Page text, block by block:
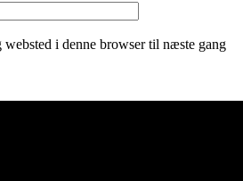
i denne browser til næste gang